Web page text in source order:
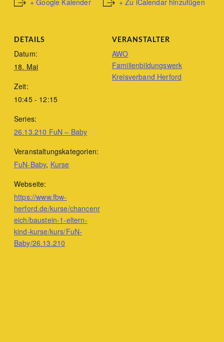
+ Google Kalender + Zu iCalendar hinzufügen
DETAILS
Datum:
18. Mai
Zeit:
10:45 - 12:15
Series:
26.13.210 FuN – Baby
Veranstaltungskategorien:
FuN-Baby, Kurse
Webseite:
https://www.fbw-
herford.de/kurse/chancenr
eich/baustein-1-eltern-
kind-kurse/kurs/FuN-
Baby/26.13.210
VERANSTALTER
AWO
Familienbildungswerk
Kreisverband Herford